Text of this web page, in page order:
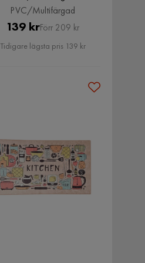
PVC/Multifärgad
Pris
139 krOriginal
Pris
Förr 209 kr
Tidigare lägsta pris 139 kr